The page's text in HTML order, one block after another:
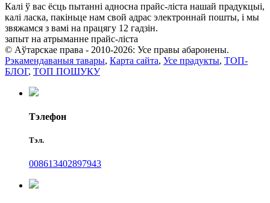
Калі ў вас ёсць пытанні адносна прайс-ліста нашай прадукцыі,
калі ласка, пакіньце нам свой адрас электроннай пошты, і мы
звяжамся з вамі на працягу 12 гадзін.
запыт на атрыманне прайс-ліста
© Аўтарскае права - 2010-2026: Усе правы абаронены.
Рэкамендаваныя тавары, Карта сайта, Усе прадукты, ТОП-
БЛОГ, ТОП ПОШУКУ
Тэлефон
Тэл.
008613402897943